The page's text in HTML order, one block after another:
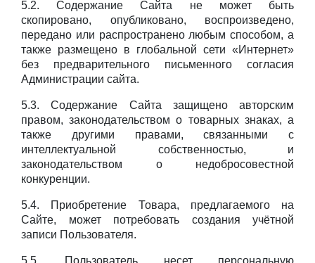
5.2. Содержание Сайта не может быть
скопировано, опубликовано, воспроизведено,
передано или распространено любым способом, а
также размещено в глобальной сети «Интернет»
без предварительного письменного согласия
Администрации сайта.
5.3. Содержание Сайта защищено авторским
правом, законодательством о товарных знаках, а
также другими правами, связанными с
интеллектуальной собственностью, и
законодательством о недобросовестной
конкуренции.
5.4. Приобретение Товара, предлагаемого на
Сайте, может потребовать создания учётной
записи Пользователя.
5.5. Пользователь несет персональную